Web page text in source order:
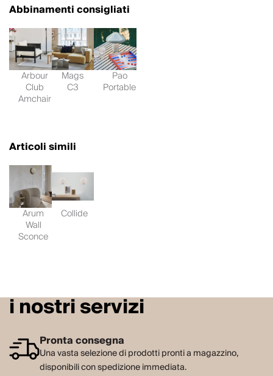
Abbinamenti consigliati
Arbour
Club
Amchair
Mags
C3
Pao
Portable
Articoli simili
Arum
Wall
Sconce
Collide
i nostri servizi
Pronta consegna
Una vasta selezione di prodotti pronti a magazzino,
disponibili con spedizione immediata.